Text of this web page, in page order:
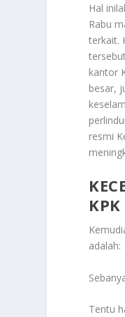
Hal
Rabu
terkait.
kantor
besar,
resmi
KPK
adalah:
Tentu